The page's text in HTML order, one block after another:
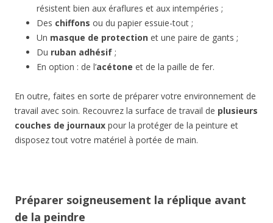
résistent bien aux éraflures et aux intempéries ;
Des chiffons ou du papier essuie-tout ;
Un masque de protection et une paire de gants ;
Du ruban adhésif ;
En option : de l’acétone et de la paille de fer.
En outre, faites en sorte de préparer votre environnement de
travail avec soin. Recouvrez la surface de travail de plusieurs
couches de journaux pour la protéger de la peinture et
disposez tout votre matériel à portée de main.
Préparer soigneusement la réplique avant
de la peindre